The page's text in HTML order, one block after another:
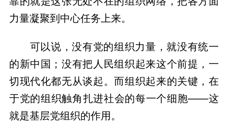
力量凝聚到中心任务上来。
可以说，没有党的组织力量，就没有统一
的新中国；没有把人民组织起来这个前提，一
切现代化都无从谈起。而组织起来的关键，在
于党的组织触角扎进社会的每一个细胞——这
就是基层党组织的作用。